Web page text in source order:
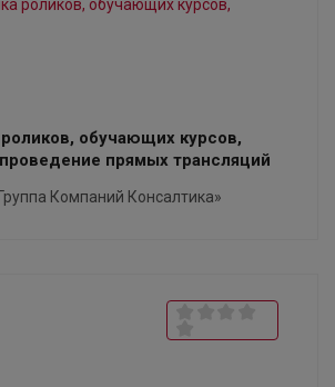
обучающих курсов,
прямых трансляций
Компаний Консалтика»